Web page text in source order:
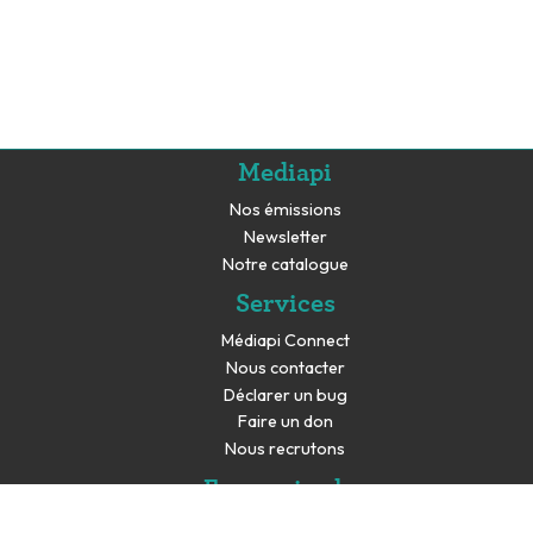
Mediapi
Nos émissions
Newsletter
Notre catalogue
Services
Médiapi Connect
Nous contacter
Déclarer un bug
Faire un don
Nous recrutons
En savoir plus